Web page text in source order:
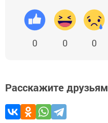
0 0 0
Расскажите друзьям